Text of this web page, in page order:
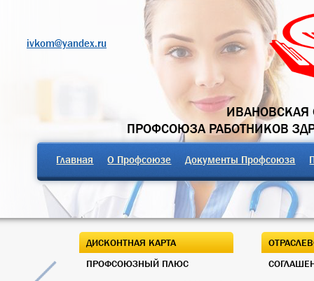
ivkom@yandex.ru
ИВАНОВСКАЯ
ПРОФСОЮЗА РАБОТНИКОВ
Главная О Профсоюзе Документы Профсоюза
ДИСКОНТНАЯ КАРТА
ПРОФСОЮЗНЫЙ ПЛЮС